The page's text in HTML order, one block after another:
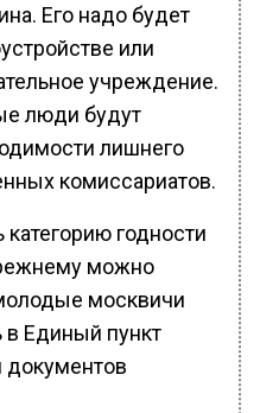
Его надо будет
или
учреждение.
люди будут
лишнего
комиссариатов.
годности
можно
москвичи
в Единый пункт
документов